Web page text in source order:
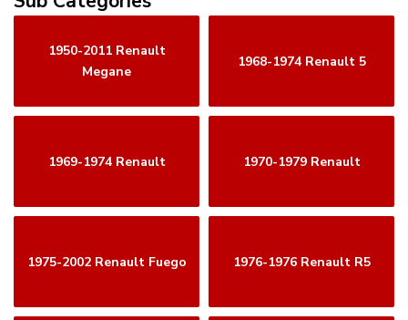
1950-2011 Renault
Megane
1968-1974 Renault 5
1969-1974 Renault 1970-1979 Renault
1975-2002 Renault Fuego 1976-1976 Renault R5